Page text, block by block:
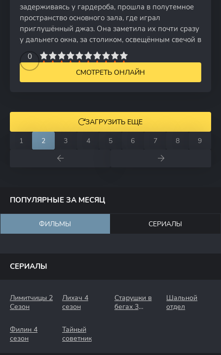
задерживаясь у гардероба, прошла в полутемное
пространство основного зала, где играл
приглушённый джаз. Она заметила их почти сразу
у дальнего окна, за столиком, освещённым свечой в
0
5 7 8 9 10
СМОТРЕТЬ ОНЛАЙН
ЗАГРУЗИТЬ ЕЩЕ
1
2 3 4 5 6 7 8 9
ПОПУЛЯРНЫЕ ЗА МЕСЯЦ
ФИЛЬМЫ СЕРИАЛЫ
СЕРИАЛЫ
Лимитчицы 2
Сезон
Лихач 4
сезон
Старушки в
бегах 3
Шальной
отдел
Филин 4
сезон
Тайный
советник